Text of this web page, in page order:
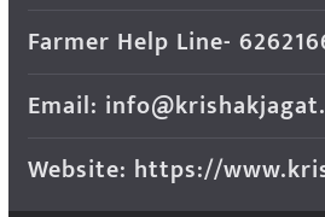
Farmer Help Line-
Email:
Website: https://